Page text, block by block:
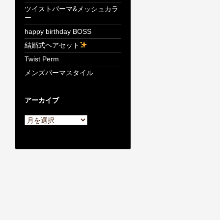
ツイストパーマ&メッシュカラ
ー
happy birthday BOSS
結婚式ヘアセット
Twist Perm
メンズパーマスタイル
アーカイブ
ア
ー